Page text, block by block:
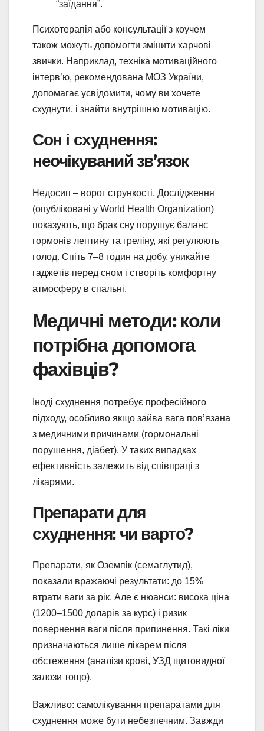
“заїдання”.
Психотерапія або консультації з коучем
також можуть допомогти змінити харчові
звички. Наприклад, техніка мотиваційного
інтерв’ю, рекомендована МОЗ України,
допомагає усвідомити, чому ви хочете
схуднути, і знайти внутрішню мотивацію.
Сон і схуднення:
неочікуваний зв’язок
Недосип – ворог стрункості. Дослідження
(опубліковані у World Health Organization)
показують, що брак сну порушує баланс
гормонів лептину та греліну, які регулюють
голод. Спіть 7–8 годин на добу, уникайте
гаджетів перед сном і створіть комфортну
атмосферу в спальні.
Медичні методи: коли
потрібна допомога
фахівців?
Іноді схуднення потребує професійного
підходу, особливо якщо зайва вага пов’язана
з медичними причинами (гормональні
порушення, діабет). У таких випадках
ефективність залежить від співпраці з
лікарями.
Препарати для
схуднення: чи варто?
Препарати, як Оземпік (семаглутид),
показали вражаючі результати: до 15%
втрати ваги за рік. Але є нюанси: висока ціна
(1200–1500 доларів за курс) і ризик
повернення ваги після припинення. Такі ліки
призначаються лише лікарем після
обстеження (аналізи крові, УЗД щитовидної
залози тощо).
Важливо: самолікування препаратами для
схуднення може бути небезпечним. Завжди